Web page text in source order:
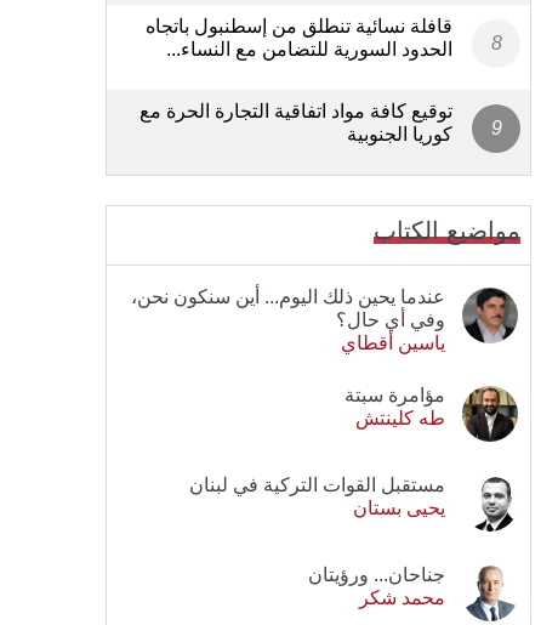
قافلة نسائية تنطلق من إسطنبول باتجاه
الحدود السورية للتضامن مع النساء...
توقيع كافة مواد اتفاقية التجارة الحرة مع
كوريا الجنوبية
مواضيع الكتاب
عندما يحين ذلك اليوم... أين سنكون نحن،
وفي أي حال؟
ياسين أقطاي
مؤامرة سبتة
طه كلينتش
مستقبل القوات التركية في لبنان
يحيى بستان
جناحان... ورؤيتان
محمد شكر